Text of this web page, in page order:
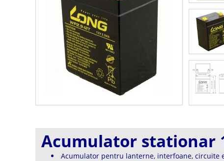
Accesorii Baterii
Fotovoltaice
Acumulator stationar
Acumulator pentru lanterne, interfoane, circuite